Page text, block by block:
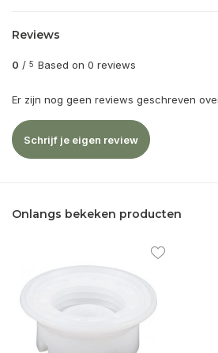
Reviews
0 / 5 Based on 0 reviews
Er zijn nog geen reviews geschreven
Schrijf je eigen review
Onlangs bekeken producten